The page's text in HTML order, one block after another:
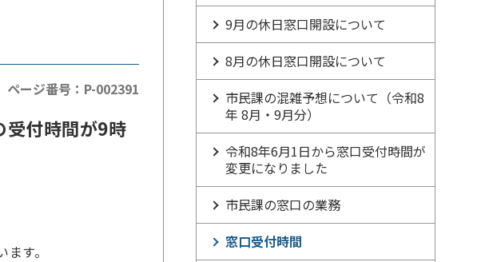
ページ番号：P-002391
受付時間が9時
す。
9月の休日窓口開設について
8月の休日窓口開設について
市民課の混雑予想について（令和8
年 8月・9月分）
令和8年6月1日から窓口受付時間が
変更になりました
市民課の窓口の業務
窓口受付時間